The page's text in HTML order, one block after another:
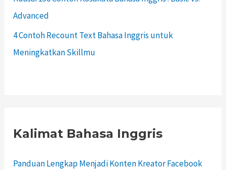
Advanced
4 Contoh Recount Text Bahasa Inggris untuk
Meningkatkan Skillmu
Kalimat Bahasa Inggris
Panduan Lengkap Menjadi Konten Kreator Facebook